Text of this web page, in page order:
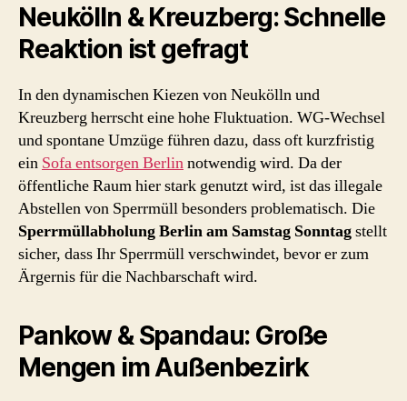
Neukölln & Kreuzberg: Schnelle
Reaktion ist gefragt
In den dynamischen Kiezen von Neukölln und
Kreuzberg herrscht eine hohe Fluktuation. WG-Wechsel
und spontane Umzüge führen dazu, dass oft kurzfristig
ein Sofa entsorgen Berlinnotwendig wird. Da der
öffentliche Raum hier stark genutzt wird, ist das illegale
Abstellen von Sperrmüll besonders problematisch. Die
Sperrmüllabholung Berlin am Samstag Sonntagstellt
sicher, dass Ihr Sperrmüll verschwindet, bevor er zum
Ärgernis für die Nachbarschaft wird.
Pankow & Spandau: Große
Mengen im Außenbezirk